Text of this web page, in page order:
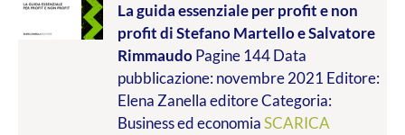
prezzo:
da
€9.99
a
€19.00
La guida essenziale per profit e non
profitdi Stefano Martello e Salvatore
RimmaudoPagine 144 Data
pubblicazione: novembre 2021 Editore:
Elena Zanella editore Categoria:
Business ed economiaSCARICA